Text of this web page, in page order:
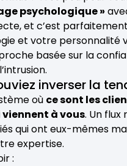
psychologique »
et c’est
et votre personnalité
basée sur la
inverser la
où ce sont les
à vous. Un flux
qui ont eux-mêmes
expertise.
: